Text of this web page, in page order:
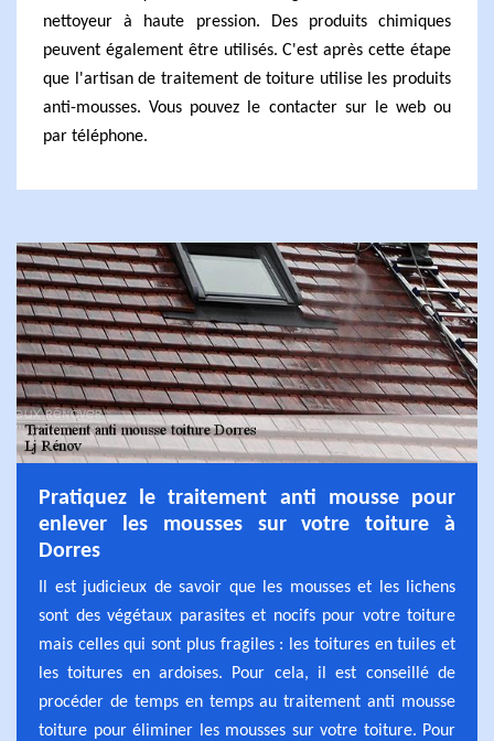
nettoyeur à haute pression. Des produits chimiques
peuvent également être utilisés. C'est après cette étape
que l'artisan de traitement de toiture utilise les produits
anti-mousses. Vous pouvez le contacter sur le web ou
par téléphone.
Pratiquez le traitement anti mousse pour
enlever les mousses sur votre toiture à
Dorres
Il est judicieux de savoir que les mousses et les lichens
sont des végétaux parasites et nocifs pour votre toiture
mais celles qui sont plus fragiles : les toitures en tuiles et
les toitures en ardoises. Pour cela, il est conseillé de
procéder de temps en temps au traitement anti mousse
toiture pour éliminer les mousses sur votre toiture. Pour